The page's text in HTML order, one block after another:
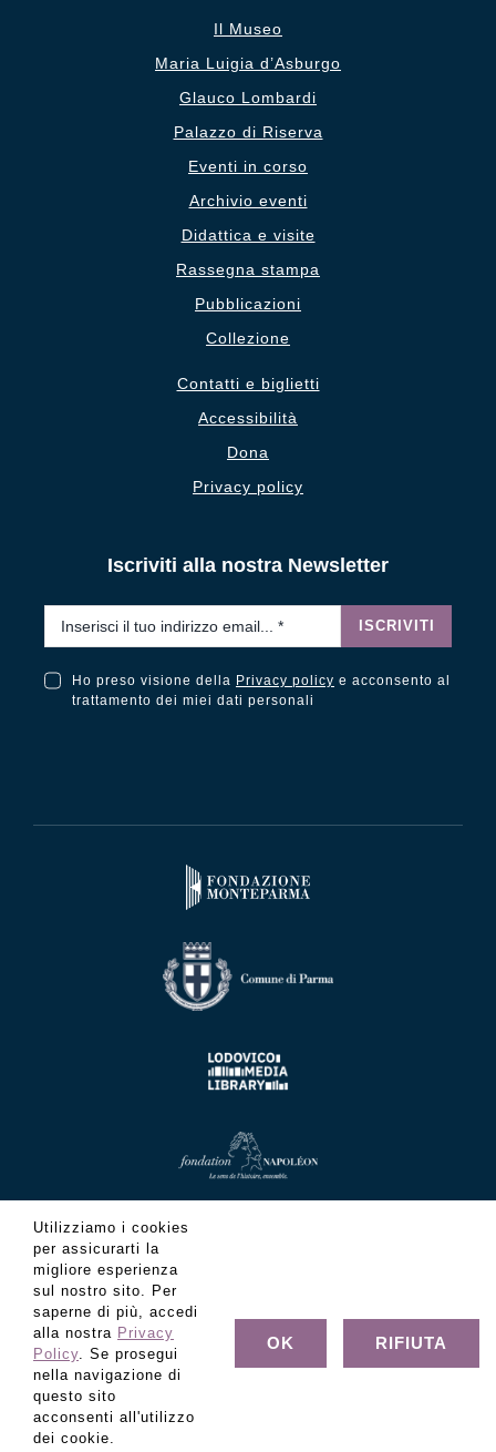
Il Museo
Maria Luigia d’Asburgo
Glauco Lombardi
Palazzo di Riserva
Eventi in corso
Archivio eventi
Didattica e visite
Rassegna stampa
Pubblicazioni
Collezione
Contatti e biglietti
Accessibilità
Dona
Privacy policy
Iscriviti alla nostra Newsletter
ISCRIVITI
Ho preso visione della Privacy policy e acconsento al
trattamento dei miei dati personali
© Copyright Fondazione Museo Glauco Lombardi - C.F.
Utilizziamo i cookies
per assicurarti la
migliore esperienza
sul nostro sito. Per
saperne di più, accedi
alla nostra Privacy
Policy. Se prosegui
nella navigazione di
questo sito
acconsenti all'utilizzo
dei cookie.
OK RIFIUTA